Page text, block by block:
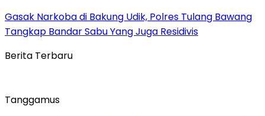
Gasak Narkoba di Bakung Udik, Polres Tulang Bawang
Tangkap Bandar Sabu Yang Juga Residivis
Berita Terbaru
Tanggamus